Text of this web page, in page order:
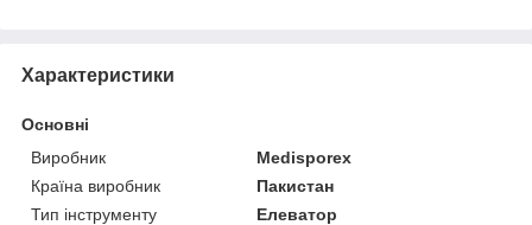
Характеристики
Основні
Виробник
Medisporex
Країна виробник
Пакистан
Тип інструменту
Елеватор